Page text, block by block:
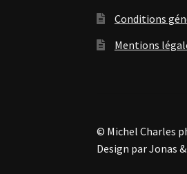
Conditions
Mentions
© Michel Charles
Design par Jonas